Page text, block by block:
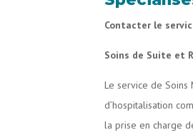
Contacter le
Soins de Suite et
Le service de Soins
d’hospitalisation
la prise en charge